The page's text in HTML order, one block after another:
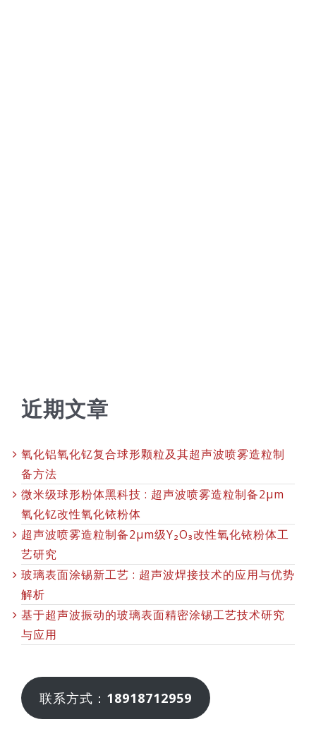
近期文章
氧化铝氧化钇复合球形颗粒及其超声波喷雾造粒制
备方法
微米级球形粉体黑科技 : 超声波喷雾造粒制备2μm
氧化钇改性氧化铱粉体
超声波喷雾造粒制备2μm级Y₂O₃改性氧化铱粉体工
艺研究
玻璃表面涂锡新工艺 : 超声波焊接技术的应用与优势
解析
基于超声波振动的玻璃表面精密涂锡工艺技术研究
与应用
联系方式： 18918712959